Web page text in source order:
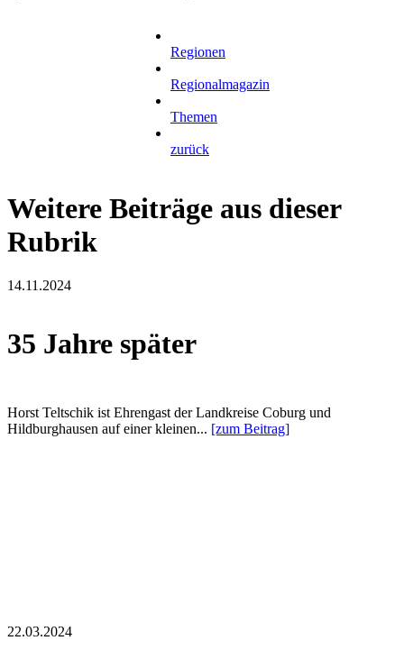
Regionen
Regionalmagazin
Themen
zurück
Weitere Beiträge aus dieser
Rubrik
14.11.2024
35 Jahre später
Horst Teltschik ist Ehrengast der Landkreise Coburg und
Hildburghausen auf einer kleinen... [zum Beitrag]
22.03.2024